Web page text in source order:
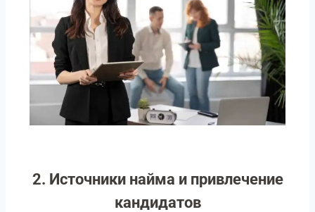
2. Источники найма и привлечение
кандидатов